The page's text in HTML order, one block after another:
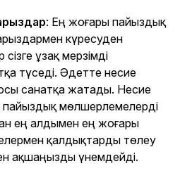
: Ең жоғары пайыздық
күресуден
ұзақ мерзімді
түседі. Әдетте несие
санатқа жатады. Несие
мөлшерлемелерді
ең алдымен ең жоғары
қалдықтарды төлеу
ақшаңызды үнемдейді.